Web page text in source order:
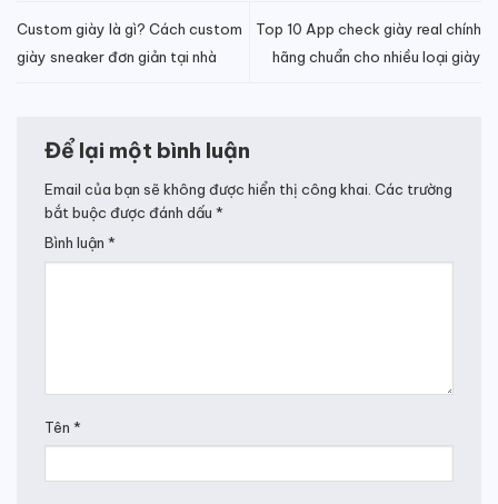
Custom giày là gì? Cách custom
giày sneaker đơn giản tại nhà
Top 10 App check giày real chính
hãng chuẩn cho nhiều loại giày
Để lại một bình luận
Email của bạn sẽ không được hiển thị công khai. Các trường
bắt buộc được đánh dấu *
Bình luận *
Tên *